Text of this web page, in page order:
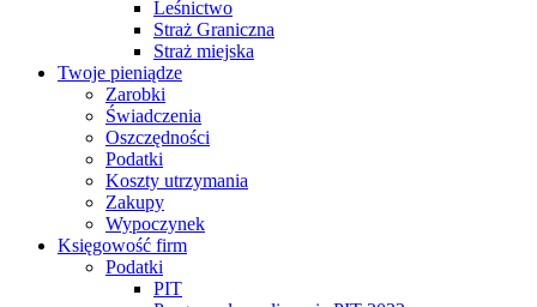
Leśnictwo
Straż Graniczna
Straż miejska
Twoje pieniądze
Zarobki
Świadczenia
Oszczędności
Podatki
Koszty utrzymania
Zakupy
Wypoczynek
Księgowość firm
Podatki
PIT